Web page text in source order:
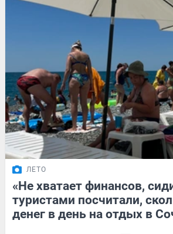
ЛЕТО
«Не хватает финансов,
туристами посчитали,
денег в день на отдых в